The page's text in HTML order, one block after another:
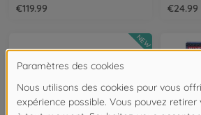
€119.99 €24.99
NEW